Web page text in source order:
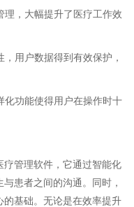
理，大幅提升了医疗工作效
用户数据得到有效保护，
化功能使得用户在操作时十
管理软件，它通过智能化
患者之间的沟通。同时，
基础。无论是在效率提升